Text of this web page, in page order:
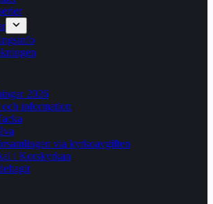
2026
information
via kyrkoavgiften
i Korskyrkan